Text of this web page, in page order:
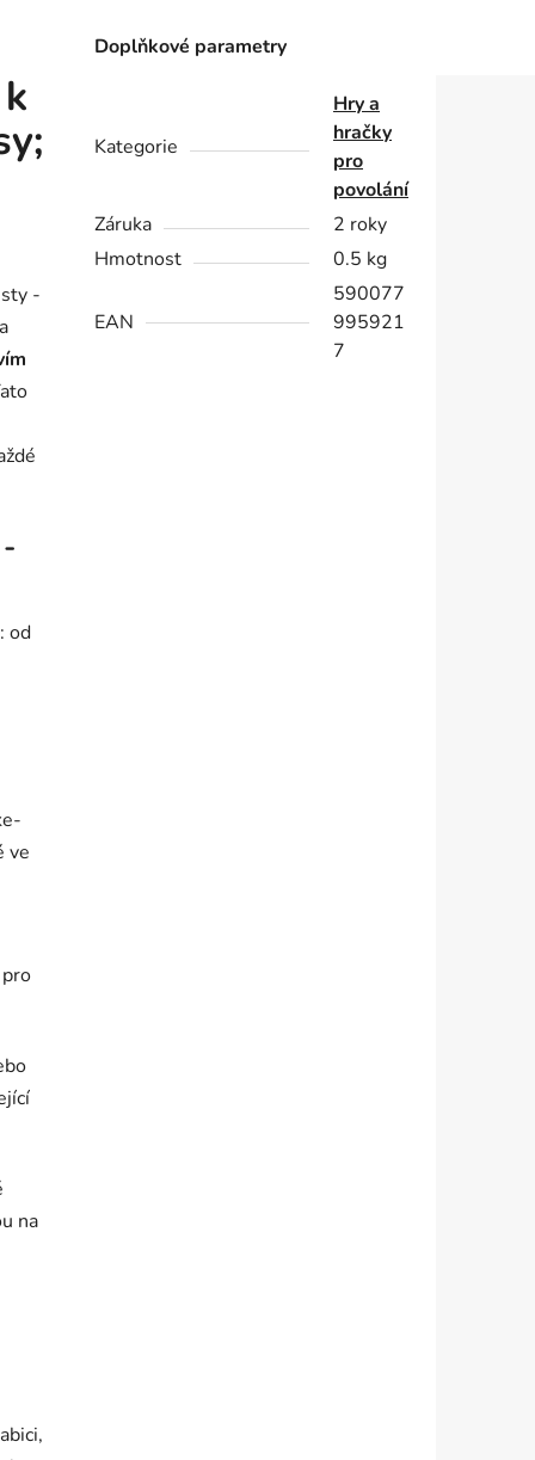
-
od
ve
na
Doplňkové parametry
Kategorie
Hry a
hračky
pro
povolání
Záruka
2 roky
Hmotnost
0.5 kg
EAN
590077
995921
7